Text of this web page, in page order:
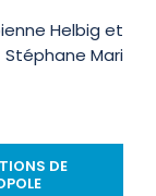
Helbig et
Stéphane Mari
DE